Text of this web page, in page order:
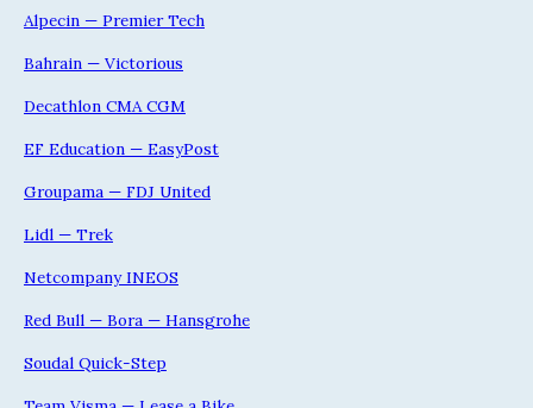
Alpecin — Premier Tech
Bahrain — Victorious
Decathlon CMA CGM
EF Education — EasyPost
Groupama — FDJ United
Lidl — Trek
Netcompany INEOS
Red Bull — Bora — Hansgrohe
Soudal Quick-Step